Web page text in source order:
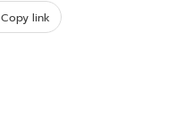
Copy link